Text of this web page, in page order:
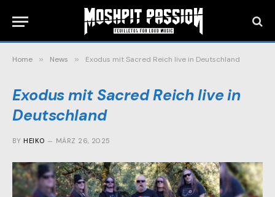
Home » News » Exodus mit Sacred Reich live in Deutschland
Exodus mit Sacred Reich live in
Deutschland
BY HEIKO MÄRZ 26, 2025